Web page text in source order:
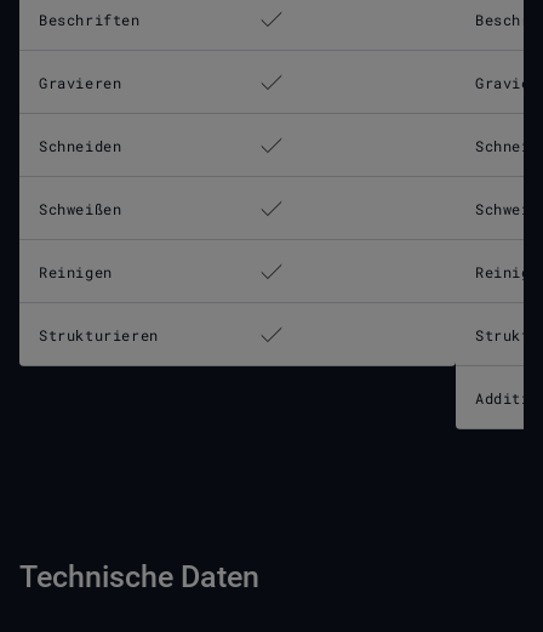
Beschriften
Gravieren
Schneiden
Schweißen
Reinigen
Strukturieren
Technische Daten